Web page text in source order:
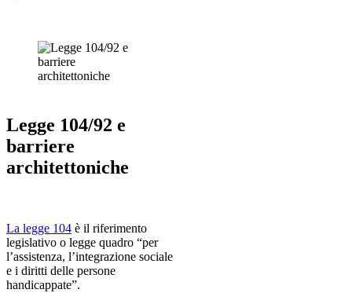
Legge 104/92 e
barriere
architettoniche
La legge 104 è il riferimento
legislativo o legge quadro “per
l’assistenza, l’integrazione sociale
e i diritti delle persone
handicappate”.